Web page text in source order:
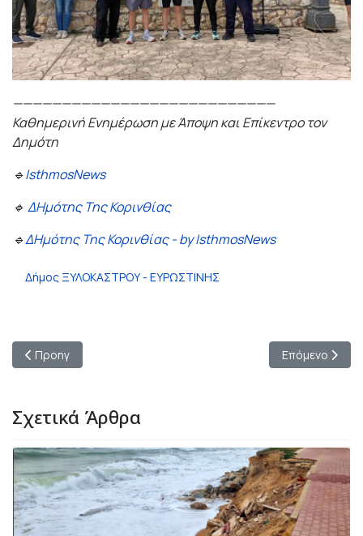
———————————————————————————
Καθημερινή Ενημέρωση με Άποψη και Επίκεντρο τον
Δημότη
🔹IsthmosNews
🔹 ΔΗμότης Της Κορινθίας
🔹ΔΗμότης Της Κορινθίας - by IsthmosNews
Δήμος ΞΥΛΟΚΑΣΤΡΟΥ - ΕΥΡΩΣΤΙΝΗΣ
Προηγούμενο άρθρο: Το Δημοτικό Σχολείο Ισθμίας στην
Προηγ Επόμενο
Επόμενο
Σχετικά Άρθρα